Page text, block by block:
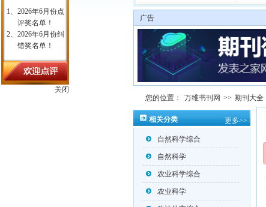
关闭
广告
您的位置： 万维书刊网 >> 期刊大全
相关分类 更多>>
自然科学综合
自然科学
农业科学综合
农业科学